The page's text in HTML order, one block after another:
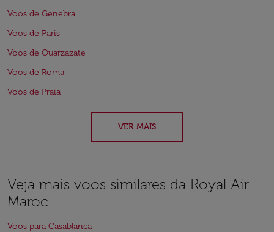
Voos de Genebra
Voos de Paris
Voos de Ouarzazate
Voos de Roma
Voos de Praia
VER MAIS
Veja mais voos similares da Royal Air
Maroc
Voos para Casablanca